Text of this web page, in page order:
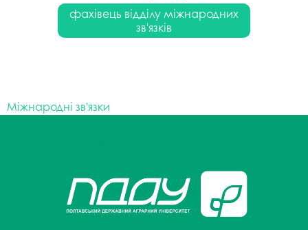
фахівець відділу міжнародних
зв'язків
Міжнародні зв'язки